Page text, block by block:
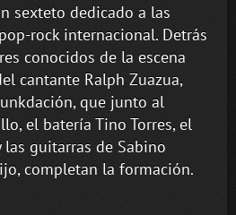
sexteto dedicado a las
rock internacional. Detrás
conocidos de la escena
cantante Ralph Zuazua,
que junto al
el batería Tino Torres, el
las guitarras de Sabino
completan la formación.